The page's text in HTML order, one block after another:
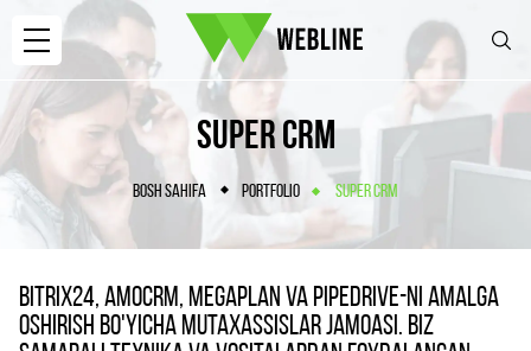
SUPER CRM
BOSH SAHIFA PORTFOLIO SUPER CRM
BITRIX24, AMOCRM, MEGAPLAN VA PIPEDRIVE-NI AMALGA
OSHIRISH BO'YICHA MUTAXASSISLAR JAMOASI. BIZ